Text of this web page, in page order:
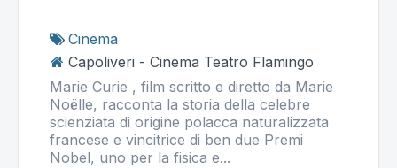
Cinema
Capoliveri - Cinema Teatro Flamingo
Marie Curie , film scritto e diretto da Marie
Noëlle, racconta la storia della celebre
scienziata di origine polacca naturalizzata
francese e vincitrice di ben due Premi
Nobel, uno per la fisica e...